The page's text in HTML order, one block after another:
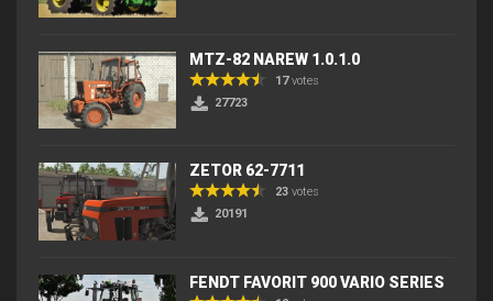
MTZ-82 NAREW 1.0.1.0
17votes
27723
ZETOR 62-7711
23 votes
20191
FENDT FAVORIT 900 VARIO SERIES